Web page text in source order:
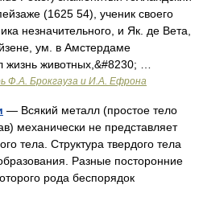
(1625 54), ученик своего
незначительного, и Як. де Вета,
ум. в Амстердаме
жизнь животных,&#8230; …
Ф.А. Брокгауза и И.А. Ефрона
— Всякий металл (простое тело
механически не представляет
тела. Структура твердого тела
Разные посторонние
рода беспорядок